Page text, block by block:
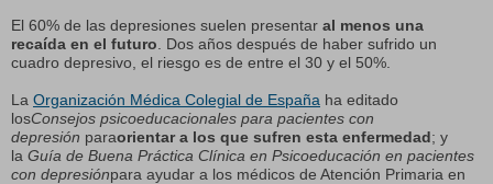
El 60% de las depresiones suelen presentar al menos una
recaída en el futuro . Dos años después de haber sufrido un
cuadro depresivo, el riesgo es de entre el 30 y el 50%.
La Organización Médica Colegial de España ha editado
losConsejos psicoeducacionales para pacientes con
depresión paraorientar a los que sufren esta enfermedad; y
la Guía de Buena Práctica Clínica en Psicoeducación en pacientes
con depresiónpara ayudar a los médicos de Atención Primaria en